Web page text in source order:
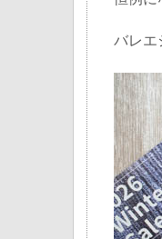
バレエ